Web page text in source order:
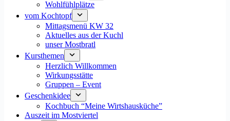
Wohlfühlplätze
vom Kochtopf
Mittagsmenü KW 32
Aktuelles aus der Kuchl
unser Mostbratl
Kursthemen
Herzlich Willkommen
Wirkungsstätte
Gruppen – Event
Geschenkidee
Kochbuch “Meine Wirtshausküche”
Auszeit im Mostviertel